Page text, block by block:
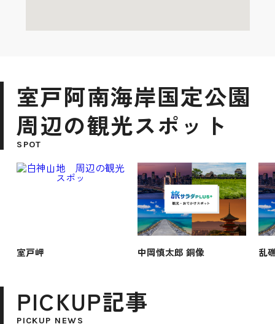
室戸阿南海岸国定公園
周辺の観光スポット
SPOT
室戸岬 中岡慎太郎 銅像 乱
PICKUP記事
PICKUP NEWS